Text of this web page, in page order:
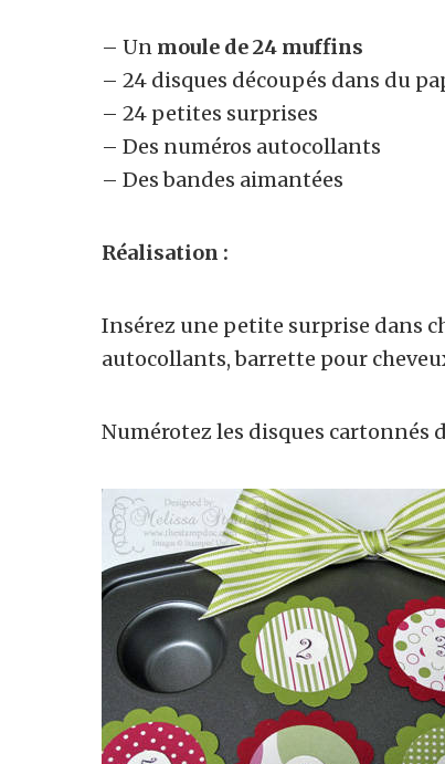
– Un moule de 24 muffins
– 24 disques découpés dans du
– 24 petites surprises
– Des numéros autocollants
– Des bandes aimantées
Réalisation :
Insérez une petite surprise dans
autocollants, barrette pour
Numérotez les disques cartonnés